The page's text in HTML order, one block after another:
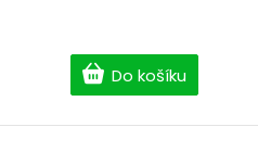
Do košíku